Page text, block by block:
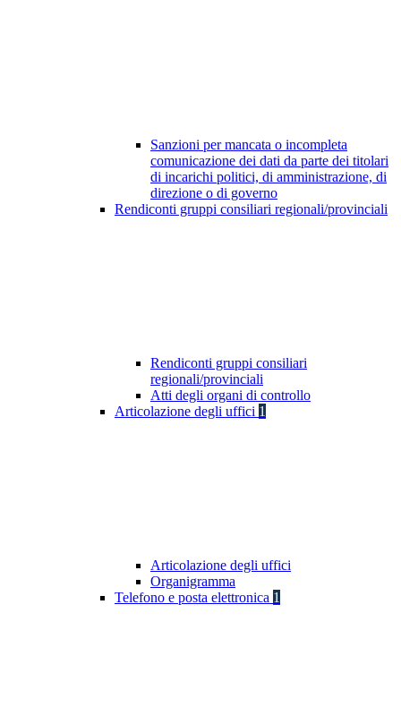
Sanzioni per mancata o incompleta
comunicazione dei dati da parte dei titolari
di incarichi politici, di amministrazione, di
direzione o di governo
Rendiconti gruppi consiliari regionali/provinciali
Rendiconti gruppi consiliari
regionali/provinciali
Atti degli organi di controllo
Articolazione degli uffici 1
Articolazione degli uffici
Organigramma
Telefono e posta elettronica 1